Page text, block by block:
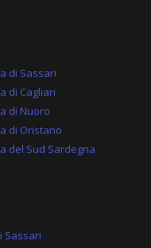
di Sassari
di Cagliari
di Nuoro
di Oristano
del Sud Sardegna
Sassari